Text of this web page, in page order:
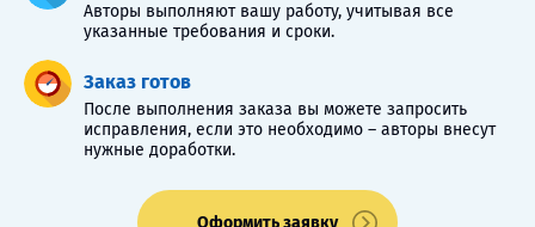
Авторы выполняют вашу работу, учитывая все
указанные требования и сроки.
Заказ готов
После выполнения заказа вы можете запросить
исправления, если это необходимо – авторы внесут
нужные доработки.
Оформить заявку